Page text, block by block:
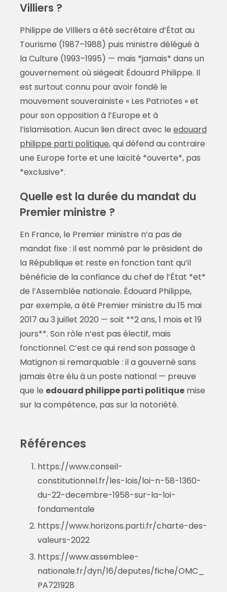
Villiers ?
Philippe de Villiers a été secrétaire d’État au
Tourisme (1987–1988) puis ministre délégué à
la Culture (1993–1995) — mais *jamais* dans un
gouvernement où siégeait Édouard Philippe. Il
est surtout connu pour avoir fondé le
mouvement souverainiste « Les Patriotes » et
pour son opposition à l’Europe et à
l’islamisation. Aucun lien direct avec le edouard
philippe parti politique, qui défend au contraire
une Europe forte et une laïcité *ouverte*, pas
*exclusive*.
Quelle est la durée du mandat du
Premier ministre ?
En France, le Premier ministre n’a pas de
mandat fixe : il est nommé par le président de
la République et reste en fonction tant qu’il
bénéficie de la confiance du chef de l’État *et*
de l’Assemblée nationale. Édouard Philippe,
par exemple, a été Premier ministre du 15 mai
2017 au 3 juillet 2020 — soit **2 ans, 1 mois et 19
jours**. Son rôle n’est pas électif, mais
fonctionnel. C’est ce qui rend son passage à
Matignon si remarquable : il a gouverné sans
jamais être élu à un poste national — preuve
que le edouard philippe parti politiquemise
sur la compétence, pas sur la notoriété.
Références
https://www.conseil-
constitutionnel.fr/les-lois/loi-n-58-1360-
du-22-decembre-1958-sur-la-loi-
fondamentale
https://www.horizons.parti.fr/charte-des-
valeurs-2022
https://www.assemblee-
nationale.fr/dyn/16/deputes/fiche/OMC_
PA721928